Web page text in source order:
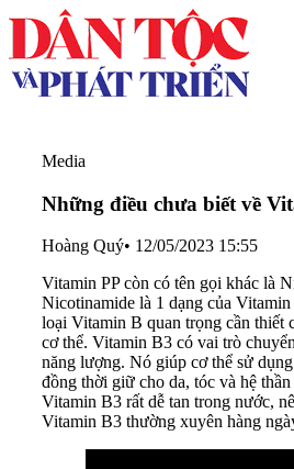
Media
Những điều chưa biết về
Hoàng Quý• 12/05/2023 15:55
Vitamin PP còn có tên gọi khác là
Nicotinamide là 1 dạng của
loại Vitamin B quan trọng cần thiết
cơ thể. Vitamin B3 có vai trò
năng lượng. Nó giúp cơ thể sử
đồng thời giữ cho da, tóc và hệ
Vitamin B3 rất dễ tan trong nước,
Vitamin B3 thường xuyên hàng